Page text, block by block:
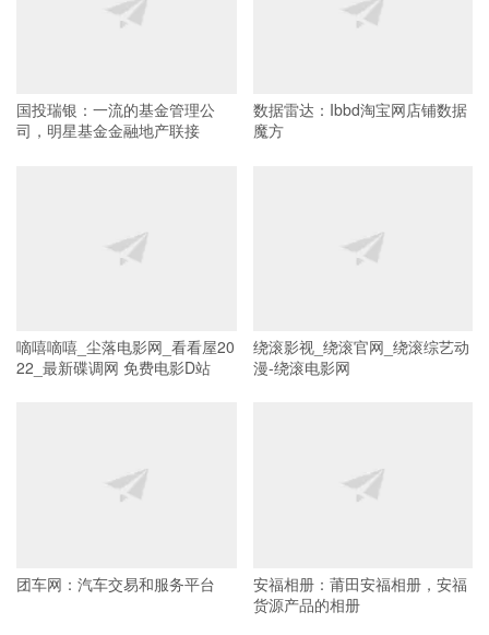
国投瑞银：一流的基金管理公
司，明星基金金融地产联接
数据雷达：Ibbd淘宝网店铺数据
魔方
嘀嘻嘀嘻_尘落电影网_看看屋20
22_最新碟调网 免费电影D站
绕滚影视_绕滚官网_绕滚综艺动
漫-绕滚电影网
团车网：汽车交易和服务平台
安福相册：莆田安福相册，安福
货源产品的相册